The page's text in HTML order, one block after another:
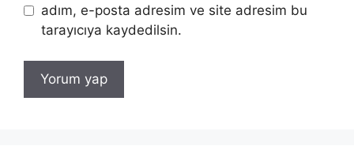
adım, e-posta adresim ve site adresim bu
tarayıcıya kaydedilsin.